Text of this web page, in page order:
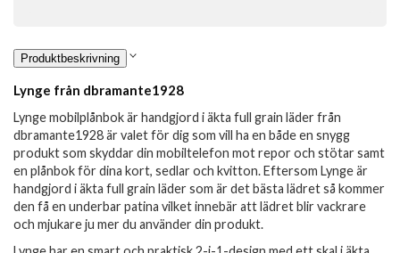
Produktbeskrivning
Lynge från dbramante1928
Lynge mobilplånbok är handgjord i äkta full grain läder från
dbramante1928 är valet för dig som vill ha en både en snygg
produkt som skyddar din mobiltelefon mot repor och stötar samt
en plånbok för dina kort, sedlar och kvitton. Eftersom Lynge är
handgjord i äkta full grain läder som är det bästa lädret så kommer
den få en underbar patina vilket innebär att lädret blir vackrare
och mjukare ju mer du använder din produkt.